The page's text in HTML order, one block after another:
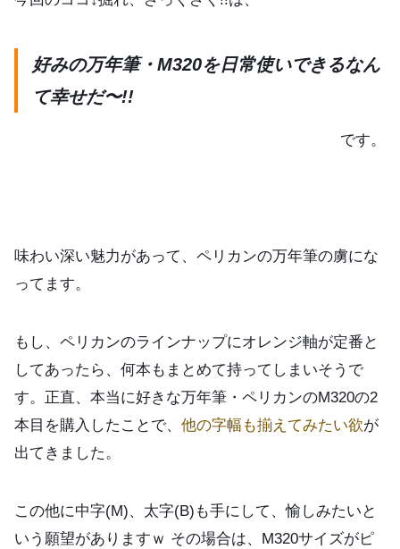
好みの万年筆・M320を日常使いできるなん
て幸せだ〜!!
です。
味わい深い魅力があって、ペリカンの万年筆の虜にな
ってます。
もし、ペリカンのラインナップにオレンジ軸が定番と
してあったら、何本もまとめて持ってしまいそうで
す。正直、本当に好きな万年筆・ペリカンのM320の2
本目を購入したことで、 他の字幅も揃えてみたい欲が
出てきました。
この他に中字(M)、太字(B)も手にして、愉しみたいと
いう願望がありますｗ その場合は、M320サイズがピ